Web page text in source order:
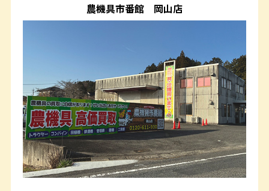
農機具市番館 岡山店